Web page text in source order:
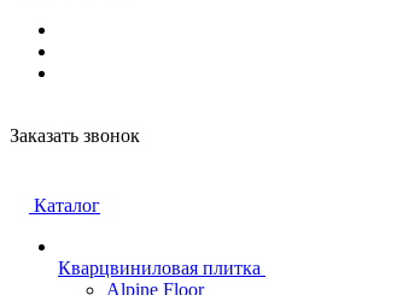
Заказать звонок
Каталог
Кварцвиниловая плитка
Alpine Floor